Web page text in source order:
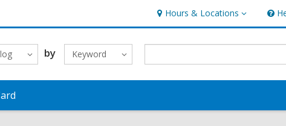
Hours & Locations
Hours
&
Locations
Help
by Keyword